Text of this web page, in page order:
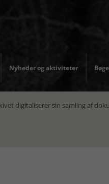
Nyheder og aktiviteter
digitaliserer sin samling af